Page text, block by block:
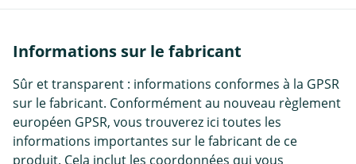
Informations sur le fabricant
Sûr et transparent : informations conformes à la GPSR
sur le fabricant. Conformément au nouveau règlement
européen GPSR, vous trouverez ici toutes les
informations importantes sur le fabricant de ce
produit. Cela inclut les coordonnées qui vous